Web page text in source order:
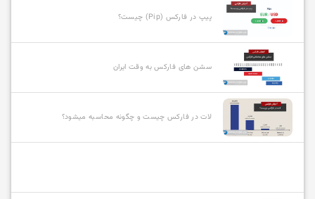
پیپ در فارکس (Pip) چیست؟
سشن های فارکس به وقت ایران
لات در فارکس چیست و چگونه محاسبه میشود؟